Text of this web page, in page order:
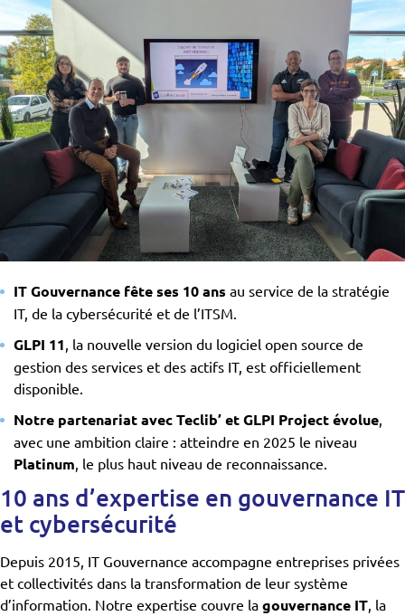
IT Gouvernance fête ses 10 ans au service de la stratégie
IT, de la cybersécurité et de l’ITSM.
GLPI 11, la nouvelle version du logiciel open source de
gestion des services et des actifs IT, est officiellement
disponible.
Notre partenariat avec Teclib’ et GLPI Project évolue,
avec une ambition claire : atteindre en 2025 le niveau
Platinum, le plus haut niveau de reconnaissance.
10 ans d’expertise en gouvernance IT
et cybersécurité
Depuis 2015, IT Gouvernance accompagne entreprises privées
et collectivités dans la transformation de leur système
d’information. Notre expertise couvre la gouvernance IT, la